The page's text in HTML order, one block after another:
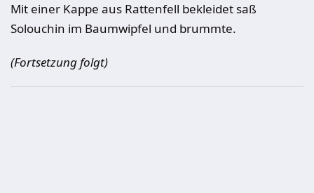
Mit einer Kappe aus Rattenfell bekleidet saß
Solouchin im Baumwipfel und brummte.
(Fortsetzung folgt)